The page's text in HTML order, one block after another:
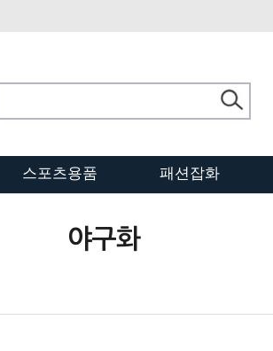
스포츠용품 패션잡화
야구화